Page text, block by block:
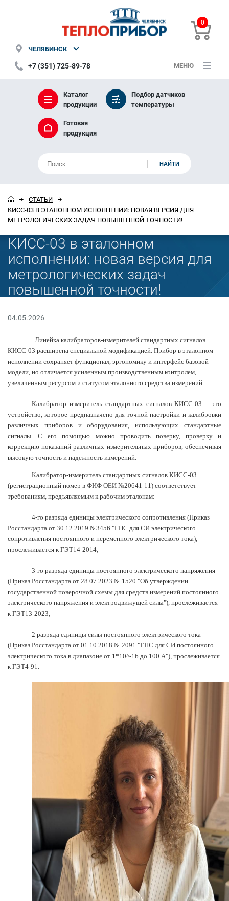
ЧЕЛЯБИНСК
+7 (351) 725-89-78 МЕНЮ
0
Каталог
продукции
Подбор датчиков
температуры
Готовая
продукция
СТАТЬИ
КИСС-03 В ЭТАЛОННОМ ИСПОЛНЕНИИ: НОВАЯ ВЕРСИЯ ДЛЯ
МЕТРОЛОГИЧЕСКИХ ЗАДАЧ ПОВЫШЕННОЙ ТОЧНОСТИ!
КИСС-03 в эталонном
исполнении: новая версия для
метрологических задач
повышенной точности!
04.05.2026
Линейка калибраторов-измерителей стандартных сигналов
КИСС-03 расширена специальной модификацией. Прибор в эталонном
исполнении сохраняет функционал, эргономику и интерфейс базовой
модели, но отличается усиленным производственным контролем,
увеличенным ресурсом и статусом эталонного средства измерений.
Калибратор измеритель стандартных сигналов КИСС-03 – это
устройство, которое предназначено для точной настройки и калибровки
различных приборов и оборудования, использующих стандартные
сигналы. С его помощью можно проводить поверку, проверку и
коррекцию показаний различных измерительных приборов, обеспечивая
высокую точность и надежность измерений.
Калибратор-измеритель стандартных сигналов КИСС-03
(регистрационный номер в ФИФ ОЕИ №20641-11) соответствует
требованиям, предъявляемым к рабочим эталонам:
4-го разряда единицы электрического сопротивления (Приказ
Росстандарта от 30.12.2019 №3456 "ГПС для СИ электрического
сопротивления постоянного и переменного электрического тока),
прослеживается к ГЭТ14-2014;
3-го разряда единицы постоянного электрического напряжения
(Приказ Росстандарта от 28.07.2023 № 1520 "Об утверждении
государственной поверочной схемы для средств измерений постоянного
электрического напряжения и электродвижущей силы"), прослеживается
к ГЭТ13-2023;
2 разряда единицы силы постоянного электрического тока
(Приказ Росстандарта от 01.10.2018 № 2091 "ГПС для СИ постоянного
электрического тока в диапазоне от 1*10^-16 до 100 А"), прослеживается
к ГЭТ4-91.